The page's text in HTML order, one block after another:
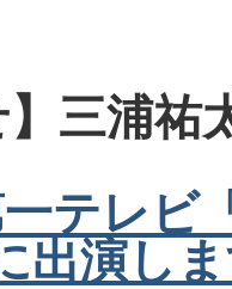
三浦祐
テレビ
出演し